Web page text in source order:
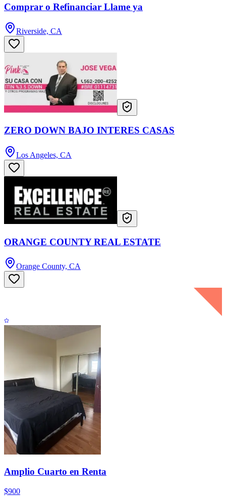
Comprar o Refinanciar Llame ya
Riverside, CA
ZERO DOWN BAJO INTERES CASAS
Los Angeles, CA
ORANGE COUNTY REAL ESTATE
Orange County, CA
Amplio Cuarto en Renta
$900